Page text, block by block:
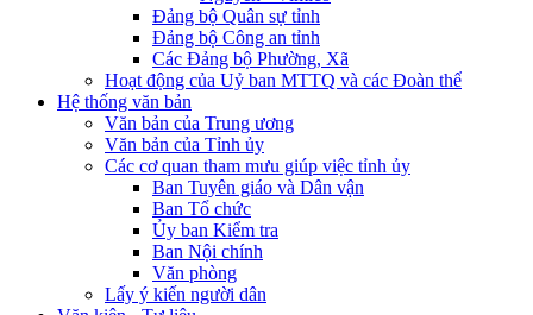
Đảng bộ Quân sự tỉnh
Đảng bộ Công an tỉnh
Các Đảng bộ Phường, Xã
Hoạt động của Uỷ ban MTTQ và các Đoàn thể
Hệ thống văn bản
Văn bản của Trung ương
Văn bản của Tỉnh ủy
Các cơ quan tham mưu giúp việc tỉnh ủy
Ban Tuyên giáo và Dân vận
Ban Tổ chức
Ủy ban Kiểm tra
Ban Nội chính
Văn phòng
Lấy ý kiến người dân